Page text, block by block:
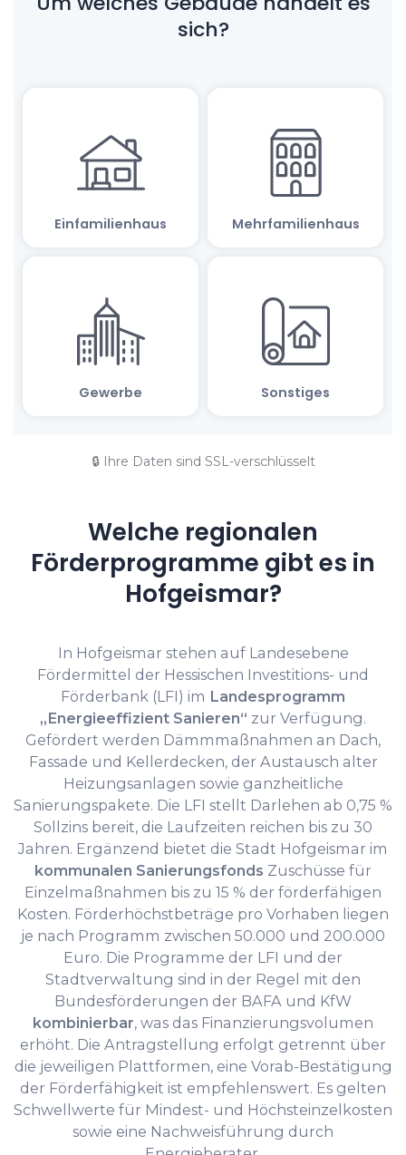
🔒 Ihre Daten sind SSL-verschlüsselt
Welche regionalen
Förderprogramme gibt es in
Hofgeismar?
In Hofgeismar stehen auf Landesebene
Fördermittel der Hessischen Investitions- und
Förderbank (LFI) im Landesprogramm
„Energieeffizient Sanieren“ zur Verfügung.
Gefördert werden Dämmmaßnahmen an Dach,
Fassade und Kellerdecken, der Austausch alter
Heizungsanlagen sowie ganzheitliche
Sanierungspakete. Die LFI stellt Darlehen ab 0,75 %
Sollzins bereit, die Laufzeiten reichen bis zu 30
Jahren. Ergänzend bietet die Stadt Hofgeismar im
kommunalen Sanierungsfonds Zuschüsse für
Einzelmaßnahmen bis zu 15 % der förderfähigen
Kosten. Förderhöchstbeträge pro Vorhaben liegen
je nach Programm zwischen 50.000 und 200.000
Euro. Die Programme der LFI und der
Stadtverwaltung sind in der Regel mit den
Bundesförderungen der BAFA und KfW
kombinierbar, was das Finanzierungsvolumen
erhöht. Die Antragstellung erfolgt getrennt über
die jeweiligen Plattformen, eine Vorab-Bestätigung
der Förderfähigkeit ist empfehlenswert. Es gelten
Schwellwerte für Mindest- und Höchsteinzelkosten
sowie eine Nachweisführung durch